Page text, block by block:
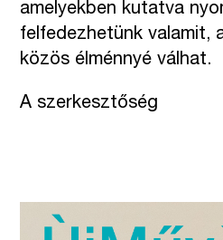
amelyekben kutatva
felfedezhetünk valamit,
közös élménnyé válhat.
A szerkesztőség